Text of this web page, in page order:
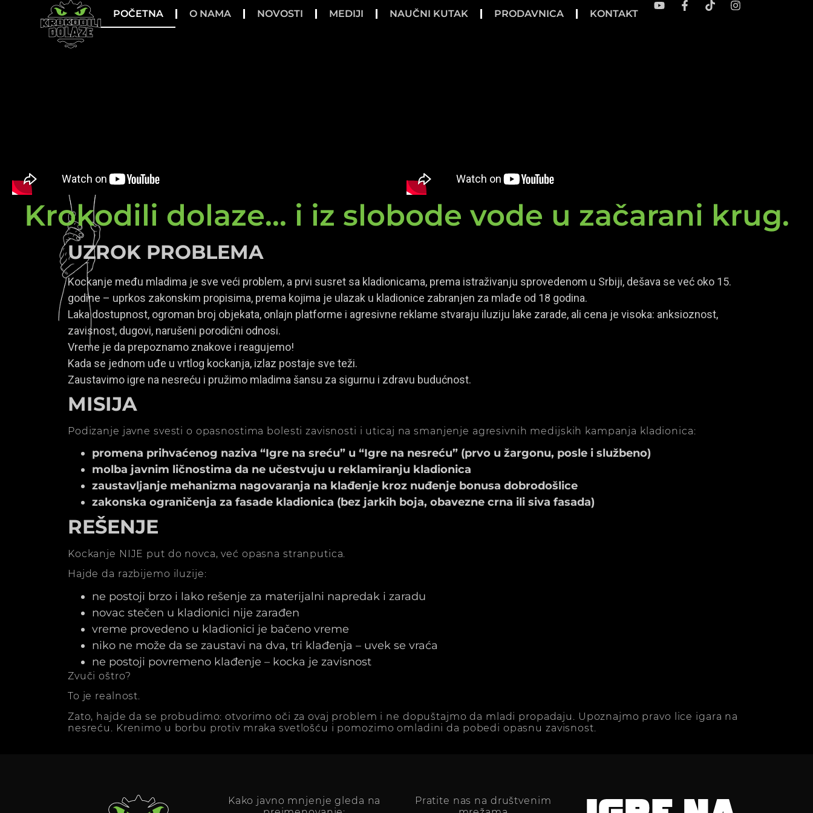
POČETNA O NAMA NOVOSTI MEDIJI NAUČNI KUTAK PRODAVNICA KONTAKT
Krokodili dolaze... i iz slobode vode u začarani krug.
UZROK PROBLEMA
Kockanje među mladima je sve veći problem, a prvi susret sa kladionicama, prema istraživanju sprovedenom u Srbiji, dešava se već oko 15.
godine – uprkos zakonskim propisima, prema kojima je ulazak u kladionice zabranjen za mlađe od 18 godina.
Laka dostupnost, ogroman broj objekata, onlajn platforme i agresivne reklame stvaraju iluziju lake zarade, ali cena je visoka: anksioznost,
zavisnost, dugovi, narušeni porodični odnosi.
Vreme je da prepoznamo znakove i reagujemo!
Kada se jednom uđe u vrtlog kockanja, izlaz postaje sve teži.
Zaustavimo igre na nesreću i pružimo mladima šansu za sigurnu i zdravu budućnost.
MISIJA
Podizanje javne svesti o opasnostima bolesti zavisnosti i uticaj na smanjenje agresivnih medijskih kampanja kladionica:
promena prihvaćenog naziva “Igre na sreću” u “Igre na nesreću” (prvo u žargonu, posle i službeno)
molba javnim ličnostima da ne učestvuju u reklamiranju kladionica
zaustavljanje mehanizma nagovaranja na klađenje kroz nuđenje bonusa dobrodošlice
zakonska ograničenja za fasade kladionica (bez jarkih boja, obavezne crna ili siva fasada)
REŠENJE
Kockanje NIJE put do novca, već opasna stranputica.
Hajde da razbijemo iluzije:
ne postoji brzo i lako rešenje za materijalni napredak i zaradu
novac stečen u kladionici nije zarađen
vreme provedeno u kladionici je bačeno vreme
niko ne može da se zaustavi na dva, tri klađenja – uvek se vraća
ne postoji povremeno klađenje – kocka je zavisnost
Zvuči oštro?
To je realnost.
Zato, hajde da se probudimo: otvorimo oči za ovaj problem i ne dopuštajmo da mladi propadaju. Upoznajmo pravo lice igara na
nesreću. Krenimo u borbu protiv mraka svetlošću i pomozimo omladini da pobedi opasnu zavisnost.
Kako javno mnjenje gleda na
Pratite nas na društvenim